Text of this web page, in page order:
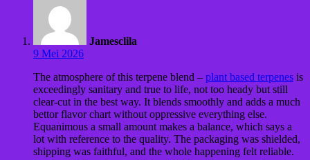
Jamesclila
9 Mei 2026
The atmosphere of this terpene blend – plant based terpenes is
exceedingly sanitary and true to life, not too heady but still
clear-cut in the best way. It blends smoothly and adds a much
bettor flavor chart without oppressive everything else.
Equanimous a small amount makes a balance, which says a
lot with reference to the quality. The packaging was shielded,
shipping was faithful, and the whole happening felt reliable.